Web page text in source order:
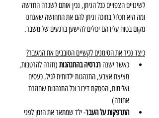
לשינויים הצפויים ככל הניתן, נכין אותם לשגרה החדשה
ומה היא תכלול בתוכה וניתן להם את התחושה שאנחנו
מקום בטוח עליו הם יכולים להישען ברגעים של משבר.
כיצד נכיר את הסימנים לקשיים הסובבים את המעבר?
כאשר ישנה רגרסיה בהתנהגות (חזרה להרטבות,
מציצת אצבע, התנהגות ילדותית לגיל, כעסים
ואלימות, הפסקת דיבור וכל התנהגות שחוזרת
אחורה)
התרפקות על העבר- ילד שמתאר את הזמן לפני